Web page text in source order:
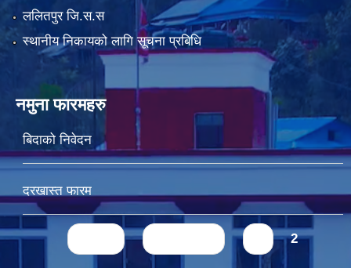
ललितपुर जि.स.स
स्थानीय निकायको लागि सूचना प्रबिधि
नमुना फारमहरु
बिदाको निवेदन
दरखास्त फारम
Pages 2